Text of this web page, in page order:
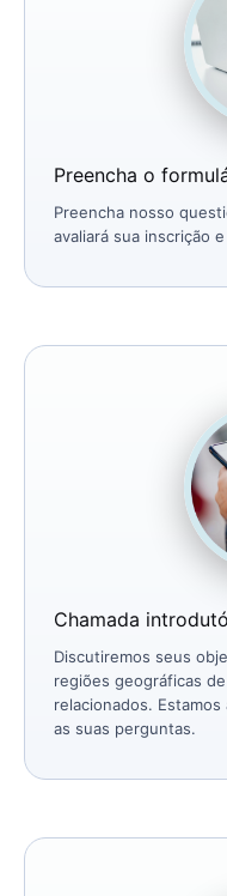
Preencha o
Preencha nosso
avaliará sua inscrição
Chamada
Discutiremos seus
regiões geográficas
relacionados.
as suas perguntas.